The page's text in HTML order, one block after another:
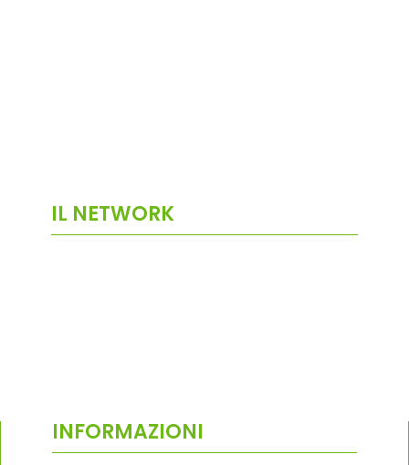
IL NETWORK
INFORMAZIONI